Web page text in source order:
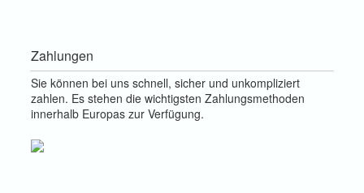
Zahlungen
Sie können bei uns schnell, sicher und unkompliziert
zahlen. Es stehen die wichtigsten Zahlungsmethoden
innerhalb Europas zur Verfügung.